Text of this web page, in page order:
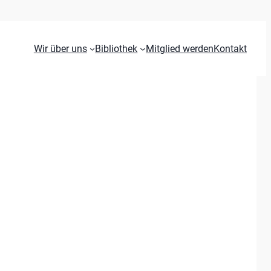
Wir über uns Bibliothek Mitglied werdenKontakt